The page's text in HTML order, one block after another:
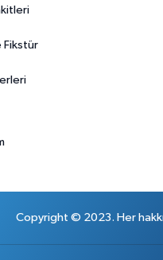
Fikstür
Copyright © 2023. Her hakkı